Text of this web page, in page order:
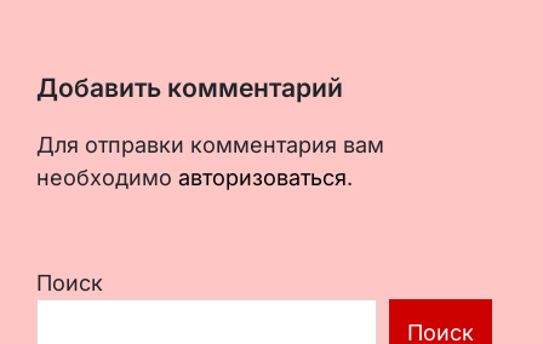
Добавить комментарий
Для отправки комментария вам
необходимо авторизоваться.
Поиск
Поиск